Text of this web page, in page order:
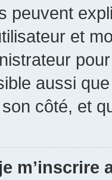
peuvent
et
aussi
côté, et
m’inscrire